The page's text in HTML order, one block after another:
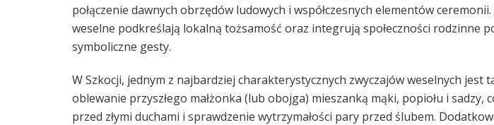
połączenie dawnych obrzędów ludowych i współczesnych elementów
weselne podkreślają lokalną tożsamość oraz integrują społeczności rodzinne
symboliczne gesty.
W Szkocji, jednym z najbardziej charakterystycznych zwyczajów weselnych jest
oblewanie przyszłego małżonka (lub obojga) mieszanką mąki, popiołu i sadzy,
przed złymi duchami i sprawdzenie wytrzymałości pary przed ślubem.